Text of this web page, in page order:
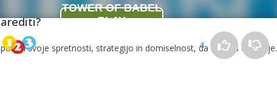
4
svoje spretnosti, strategijo in domiselnost, da zgradiš čim višje.